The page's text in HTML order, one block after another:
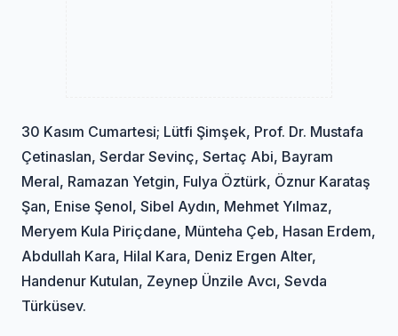
30 Kasım Cumartesi; Lütfi Şimşek, Prof. Dr. Mustafa
Çetinaslan, Serdar Sevinç, Sertaç Abi, Bayram
Meral, Ramazan Yetgin, Fulya Öztürk, Öznur Karataş
Şan, Enise Şenol, Sibel Aydın, Mehmet Yılmaz,
Meryem Kula Piriçdane, Münteha Çeb, Hasan Erdem,
Abdullah Kara, Hilal Kara, Deniz Ergen Alter,
Handenur Kutulan, Zeynep Ünzile Avcı, Sevda
Türküsev.